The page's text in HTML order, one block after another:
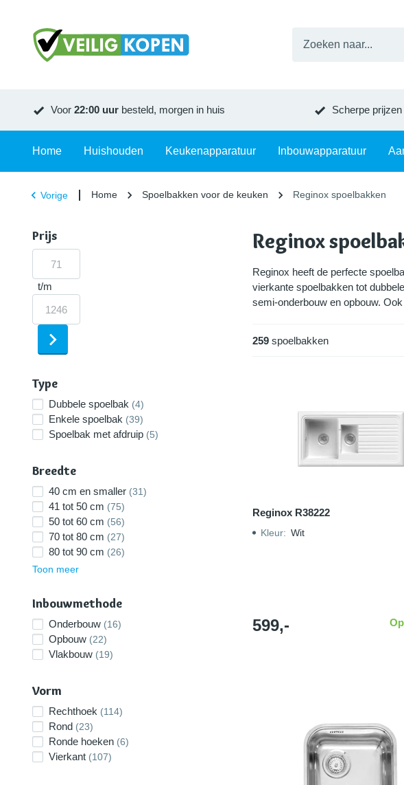
Voor 22:00 uur besteld, morgen in huis Scherpe prijzen
Home Huishouden Keukenapparatuur Inbouwapparatuur
Vorige Home Spoelbakken voor de keuken Reginox spoelbakken
Reginox
Reginox heeft de perfecte
vierkante spoelbakken tot
semi-onderbouw en opbouw.
259spoelbakken
Reginox R38222
Kleur: Wit
599,-
Prijs
t/m
Type
Dubbele spoelbak (4)
Enkele spoelbak (39)
Spoelbak met afdruip (5)
Breedte
40 cm en smaller (31)
41 tot 50 cm (75)
50 tot 60 cm (56)
70 tot 80 cm (27)
80 tot 90 cm (26)
Toon meer
Inbouwmethode
Onderbouw (16)
Opbouw (22)
Vlakbouw (19)
Vorm
Rechthoek (114)
Rond (23)
Ronde hoeken (6)
Vierkant (107)